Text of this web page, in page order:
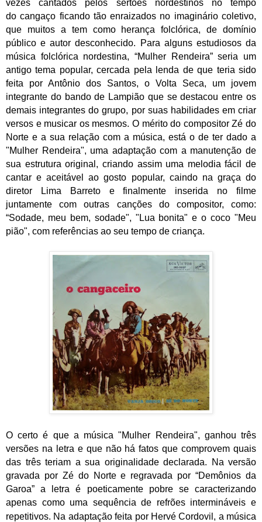
vezes cantados pelos sertões nordestinos no tempo
do cangaço ficando tão enraizados no imaginário coletivo,
que muitos a tem como herança folclórica, de domínio
público e autor desconhecido. Para alguns estudiosos da
música folclórica nordestina, “Mulher Rendeira” seria um
antigo tema popular, cercada pela lenda de que teria sido
feita por Antônio dos Santos, o Volta Seca, um jovem
integrante do bando de Lampião que se destacou entre os
demais integrantes do grupo, por suas habilidades em criar
versos e musicar os mesmos. O mérito do compositor Zé do
Norte e a sua relação com a música, está o de ter dado a
"Mulher Rendeira", uma adaptação com a manutenção de
sua estrutura original, criando assim uma melodia fácil de
cantar e aceitável ao gosto popular, caindo na graça do
diretor Lima Barreto e finalmente inserida no filme
juntamente com outras canções do compositor, como:
“Sodade, meu bem, sodade", "Lua bonita" e o coco "Meu
pião", com referências ao seu tempo de criança.
O certo é que a música "Mulher Rendeira", ganhou três
versões na letra e que não há fatos que comprovem quais
das três teriam a sua originalidade declarada. Na versão
gravada porZé do Nortee regravada por “Demônios da
Garoa” a letra é poeticamente pobre se caracterizando
apenas como uma sequência de refrõesintermináveis e
repetitivos. Na adaptação feita por Hervé Cordovil , a música